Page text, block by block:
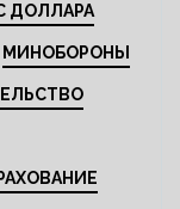
ДОЛЛАРА
МИНОБОРОНЫ